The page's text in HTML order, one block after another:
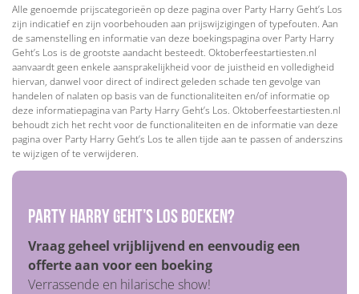
Alle genoemde prijscategorieën op deze pagina over Party Harry Geht’s Los
zijn indicatief en zijn voorbehouden aan prijswijzigingen of typefouten. Aan
de samenstelling en informatie van deze boekingspagina over Party Harry
Geht’s Los is de grootste aandacht besteedt. Oktoberfeestartiesten.nl
aanvaardt geen enkele aansprakelijkheid voor de juistheid en volledigheid
hiervan, danwel voor direct of indirect geleden schade ten gevolge van
handelen of nalaten op basis van de functionaliteiten en/of informatie op
deze informatiepagina van Party Harry Geht’s Los. Oktoberfeestartiesten.nl
behoudt zich het recht voor de functionaliteiten en de informatie van deze
pagina over Party Harry Geht’s Los te allen tijde aan te passen of anderszins
te wijzigen of te verwijderen.
Party Harry Geht’s Los boeken?
Vraag geheel vrijblijvend en eenvoudig een
offerte aan voor een boeking
Verrassende en hilarische show!